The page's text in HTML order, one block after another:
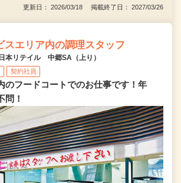
更新日： 2026/03/18 掲載終了日： 2027/03/26
スエリア内の調理スタッフ
本リテイル 中郷SA（上り）
契約社員
のフードコートでのお仕事です！年
問！